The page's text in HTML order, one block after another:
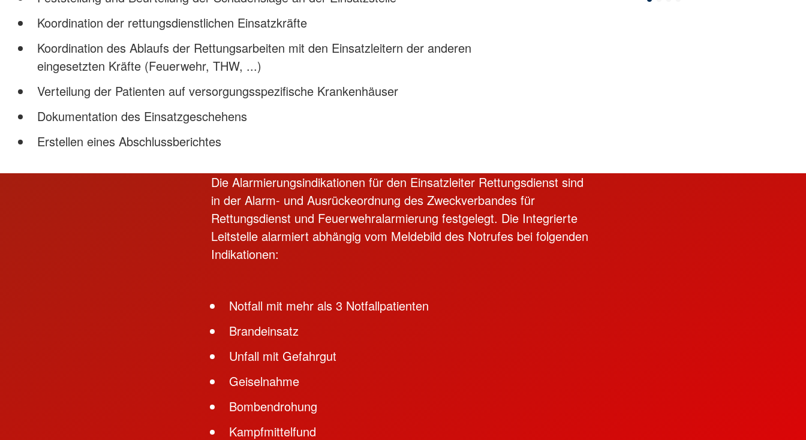
Koordination der rettungsdienstlichen Einsatzkräfte
Koordination des Ablaufs der Rettungsarbeiten mit den Einsatzleitern der anderen
eingesetzten Kräfte (Feuerwehr, THW, ...)
Verteilung der Patienten auf versorgungsspezifische Krankenhäuser
Dokumentation des Einsatzgeschehens
Erstellen eines Abschlussberichtes
Die Alarmierungsindikationen für den Einsatzleiter Rettungsdienst sind
in der Alarm- und Ausrückeordnung des Zweckverbandes für
Rettungsdienst und Feuerwehralarmierung festgelegt. Die Integrierte
Leitstelle alarmiert abhängig vom Meldebild des Notrufes bei folgenden
Indikationen:
Notfall mit mehr als 3 Notfallpatienten
Brandeinsatz
Unfall mit Gefahrgut
Geiselnahme
Bombendrohung
Kampfmittelfund